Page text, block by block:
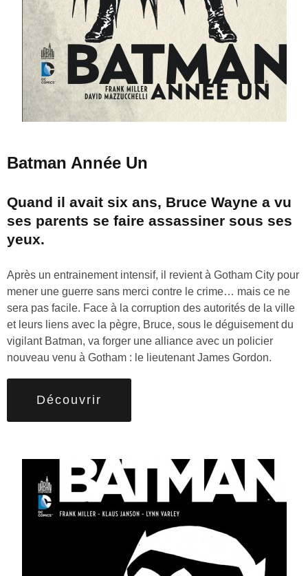
Batman Année Un
Quand il avait six ans, Bruce Wayne a vu
ses parents se faire assassiner sous ses
yeux.
Après un entrainement intensif, il revient à Gotham City pour
mener une guerre sans merci contre le crime… mais ce ne
sera pas facile. Face à la corruption des autorités de la ville
et leurs liens avec la pègre, Bruce, sous le déguisement du
vigilant Batman, va forger une alliance avec un policier
nouveau venu à Gotham : le lieutenant James Gordon.
Découvrir